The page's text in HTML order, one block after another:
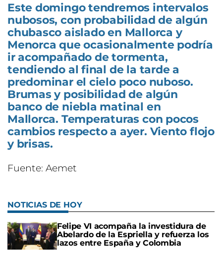
Este domingo tendremos intervalos
nubosos, con probabilidad de algún
chubasco aislado en Mallorca y
Menorca que ocasionalmente podría
ir acompañado de tormenta,
tendiendo al final de la tarde a
predominar el cielo poco nuboso.
Brumas y posibilidad de algún
banco de niebla matinal en
Mallorca. Temperaturas con pocos
cambios respecto a ayer. Viento flojo
y brisas.
Fuente: Aemet
NOTICIAS DE HOY
Felipe VI acompaña la investidura de
Abelardo de la Espriella y refuerza los
lazos entre España y Colombia